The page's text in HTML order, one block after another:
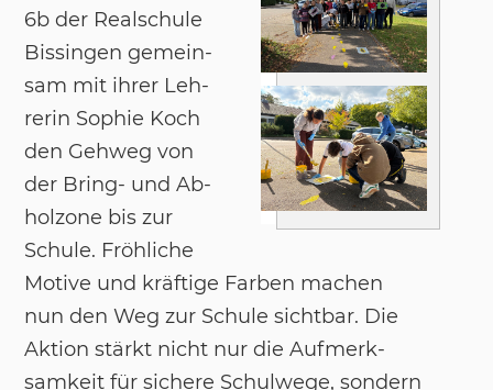
6b der Re­al­schu­le
Bis­sin­gen ge­mein­
sam mit ih­rer Leh­
re­rin So­phie Koch
den Geh­weg von
der Bring- und Ab­
hol­zo­ne bis zur
Schu­le. Fröh­li­che
Mo­ti­ve und kräf­ti­ge Far­ben ma­chen
nun den Weg zur Schu­le sicht­bar. Die
Ak­ti­on stärkt nicht nur die Auf­merk­
sam­keit für si­che­re Schul­we­ge, son­dern